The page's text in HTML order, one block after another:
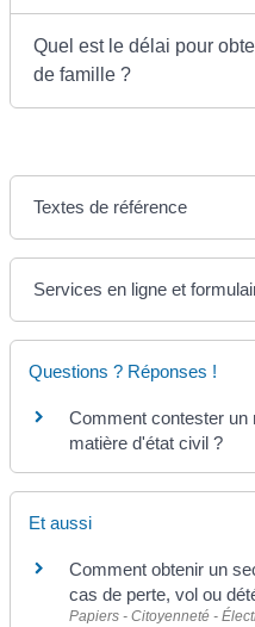
Quel est le délai pour
de famille ?
Textes de référence
Services en ligne et
Questions ? Réponses !
Comment contester un
matière d'état civil ?
Et aussi
Comment obtenir un
cas de perte, vol ou
Papiers - Citoyenneté -